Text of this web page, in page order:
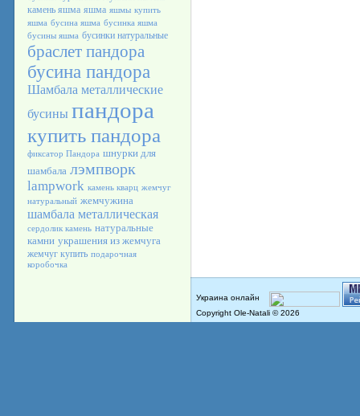
камень яшма яшма яшмы купить
яшма бусина яшма бусинка яшма
бусины яшма бусинки натуральные
браслет пандора
бусина пандора
Шамбала металлические
бусины пандора
купить пандора
фиксатор Пандора шнурки для
шамбала лэмпворк
lampwork камень кварц жемчуг
натуральный жемчужина
шамбала металлическая
сердолик камень натуральные
камни украшения из жемчуга
жемчуг купить подарочная
коробочка
Copyright Ole-Natali © 2026